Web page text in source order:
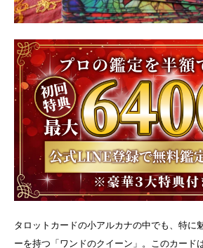
タロットカードの小アルカナの中でも、特に
ーを持つ「ワンドのクイーン」。このカード